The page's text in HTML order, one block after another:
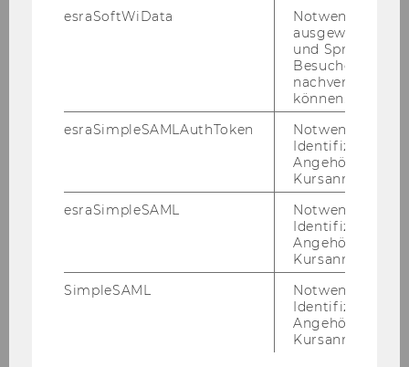
the Discount Curve
[Discussant: Nurtai
Targeted
Sensitive Covariate
Privatization in Optimal
[Discussant: Peter Knaus]
PhD Research Seminar (Brown Bag
esraSoftWiData
Notwendig um
ausgewählte
und
Besuchers
nachverfolgen
können.
esraSimpleSAMLAuthToken
Notwendig zur
Identifizierung
Angehörige/r für
Kursanmeldung.
esraSimpleSAML
Notwendig zur
Identifizierung
Angehörige/r für
Kursanmeldung.
SimpleSAML
Notwendig zur
Identifizierung
Angehörige/r für
Kursanmeldung.